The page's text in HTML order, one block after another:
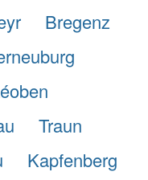
Bregenz
Traun
Kapfenberg